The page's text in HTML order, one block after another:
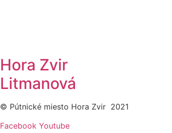
Hora Zvir
Litmanová
© Pútnické miesto Hora Zvir 2021
Facebook Youtube